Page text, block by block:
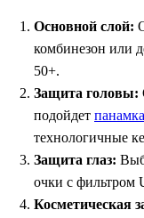
Основной слой:
комбинезон или
50+.
Защита головы:
подойдет панамка
технологичные
Защита глаз:
очки с фильтром
Косметическая